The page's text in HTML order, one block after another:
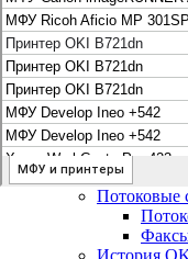
МФУ,
МФУ,
МФУ,
Ремонт и
Infotec
Потоковые
История